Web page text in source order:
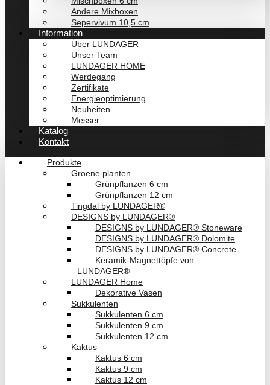
Andere Mixboxen
Sepervivum 10,5 cm
Information
Über LUNDAGER
Unser Team
LUNDAGER HOME
Werdegang
Zertifikate
Energieoptimierung
Neuheiten
Messer
Katalog
Kontakt
Produkte
Groene planten
Grünpflanzen 6 cm
Grünpflanzen 12 cm
Tingdal by LUNDAGER®
DESIGNS by LUNDAGER®
DESIGNS by LUNDAGER® Stoneware
DESIGNS by LUNDAGER® Dolomite
DESIGNS by LUNDAGER® Concrete
Keramik-Magnettöpfe von
LUNDAGER®
LUNDAGER Home
Dekorative Vasen
Sukkulenten
Sukkulenten 6 cm
Sukkulenten 9 cm
Sukkulenten 12 cm
Kaktus
Kaktus 6 cm
Kaktus 9 cm
Kaktus 12 cm